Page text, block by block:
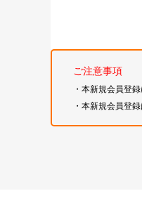
ご注意事項
・本新規会員登
・本新規会員登